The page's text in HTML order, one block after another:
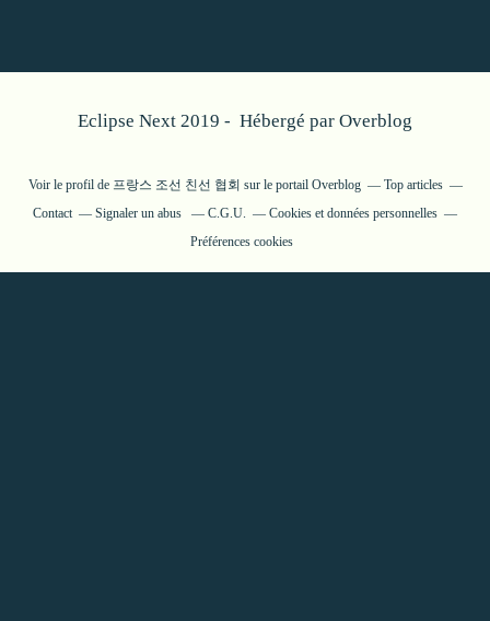
Eclipse Next 2019 - Hébergé par Overblog
Voir le profil de 프랑스 조선 친선 협회 sur le portail Overblog
Top articles
Contact
Signaler un abus C.G.U.
Cookies et données personnelles
Préférences cookies